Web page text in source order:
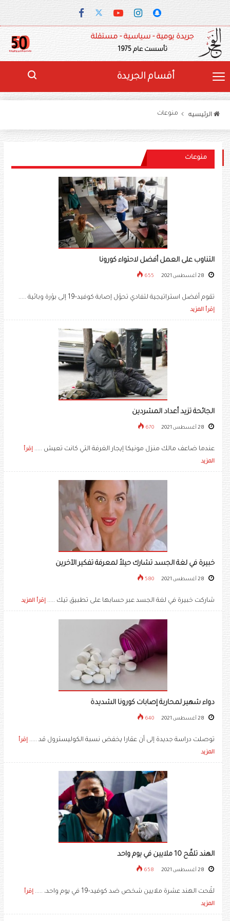
جريدة يومية - سياسية - مستقلة
تأسست عام 1975
أقسام الجريدة
الرئيسيه منوعات
منوعات
التناوب على العمل أفضل لاحتواء كورونا
655
تقوم أفضل استراتيجية لتفادي تحوّل إصابة كوفيد-19 إلى بؤرة وبائية .....
إقرأ المزيد
الجائحة تزيد أعداد المشردين
670
عندما ضاعف مالك منزل مونيكا إيجار الغرفة التي كانت تعيش ..... إقرأ
المزيد
خبيرة في لغة الجسد تشارك حيلاً لمعرفة تفكير الآخرين
580
شاركت خبيرة في لغة الجسد عبر حسابها على تطبيق تيك ..... إقرأ المزيد
دواء شهير لمحاربة إصابات كورونا الشديدة
640
توصلت دراسة جديدة إلى أن عقارا يخفض نسبة الكوليسترول قد ..... إقرأ
المزيد
الهند تلقّح 10 ملايين في يوم واحد
658
لقّحت الهند عشرة ملايين شخص ضد كوفيد-19 في يوم واحد، .....
إقرأ
المزيد